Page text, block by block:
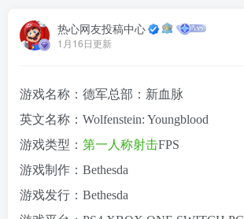
热心网友投稿中心
1月16日更新
游戏名称：德军总部：新血脉
英文名称：Wolfenstein: Youngblood
游戏类型： 第一人称射击FPS
游戏制作：Bethesda
游戏发行：Bethesda